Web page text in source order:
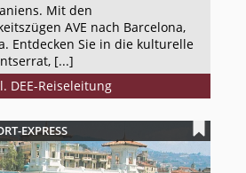
Mit den
AVE nach Barcelona,
Entdecken Sie in die kulturelle
[...]
DEE-Reiseleitung
EXPRESS